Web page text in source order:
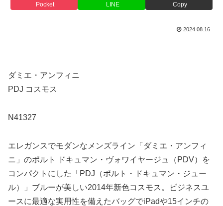
Pocket LINE Copy
2024.08.16
ダミエ・アンフィニ
PDJ コスモス
N41327
エレガンスでモダンなメンズライン「ダミエ・アンフィ
ニ」のポルト ドキュマン・ヴォワイヤージュ（PDV）を
コンパクトにした「PDJ（ポルト・ドキュマン・ジュー
ル）」ブルーが美しい2014年新色コスモス。ビジネスユ
ースに最適な実用性を備えたバッグでiPadや15インチの